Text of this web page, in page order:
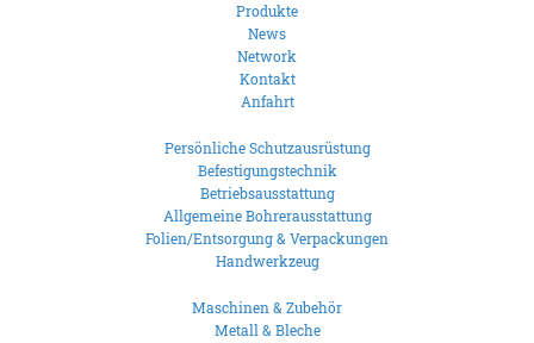
Produkte
News
Network
Kontakt
Anfahrt
Persönliche Schutzausrüstung
Befestigungstechnik
Betriebsausstattung
Allgemeine Bohrerausstattung
Folien/Entsorgung & Verpackungen
Handwerkzeug
Maschinen & Zubehör
Metall & Bleche